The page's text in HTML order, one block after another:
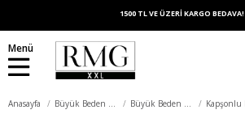
1500 TL VE ÜZERİ KARGO BEDAVA!
Menü
Anasayfa Büyük Beden Üst Giyim Büyük Beden Sweatshirt